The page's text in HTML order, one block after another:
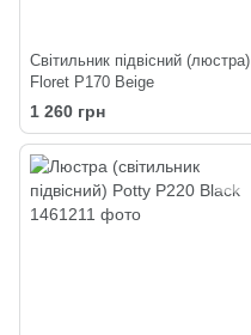
Світильник підвісний (люстра)
Floret P170 Beige
1 260 грн